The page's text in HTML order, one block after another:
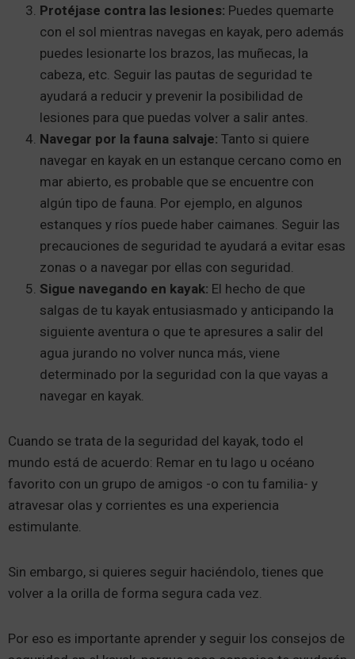
Protéjase contra las lesiones: Puedes quemarte
con el sol mientras navegas en kayak, pero además
puedes lesionarte los brazos, las muñecas, la
cabeza, etc. Seguir las pautas de seguridad te
ayudará a reducir y prevenir la posibilidad de
lesiones para que puedas volver a salir antes.
Navegar por la fauna salvaje: Tanto si quiere
navegar en kayak en un estanque cercano como en
mar abierto, es probable que se encuentre con
algún tipo de fauna. Por ejemplo, en algunos
estanques y ríos puede haber caimanes. Seguir las
precauciones de seguridad te ayudará a evitar esas
zonas o a navegar por ellas con seguridad.
Sigue navegando en kayak: El hecho de que
salgas de tu kayak entusiasmado y anticipando la
siguiente aventura o que te apresures a salir del
agua jurando no volver nunca más, viene
determinado por la seguridad con la que vayas a
navegar en kayak.
Cuando se trata de la seguridad del kayak, todo el
mundo está de acuerdo: Remar en tu lago u océano
favorito con un grupo de amigos -o con tu familia- y
atravesar olas y corrientes es una experiencia
estimulante.
Sin embargo, si quieres seguir haciéndolo, tienes que
volver a la orilla de forma segura cada vez.
Por eso es importante aprender y seguir los consejos de